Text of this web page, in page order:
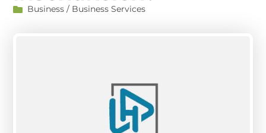
Business / Business Services